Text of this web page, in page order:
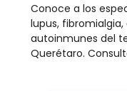
Conoce a los
lupus,
autoinmunes del
Querétaro.